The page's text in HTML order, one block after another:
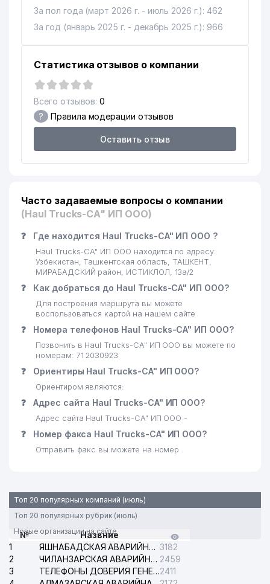
За пол года (март 2026 г. - июль 2026 г.): 462
За год (январь 2025 г. - декабрь 2025 г.): 966
Статистика отзывов о компании
Всего отзывов: 0
? Правила модерации отзывов
Оставить отзыв
Часто задаваемые вопросы о компании
(Haul Trucks-CA" ИП ООО)
❓ Где находится Haul Trucks-CA" ИП ООО ?
Haul Trucks-CA" ИП ООО находится по адресу:
Узбекистан, Ташкентская область, ТАШКЕНТ,
МИРАБАДСКИЙ район, ИСТИКЛОЛ, 13а/2
❓ Как добраться до Haul Trucks-CA" ИП ООО?
Для построения маршрута вы можете
воспользоваться картой на нашем сайте
❓ Номера телефонов Haul Trucks-CA" ИП ООО?
Позвонить в Haul Trucks-CA" ИП ООО вы можете по
номерам: 71 2030923
❓ Ориентиры Haul Trucks-CA" ИП ООО?
Ориентиром являются:
❓ Адрес сайта Haul Trucks-CA" ИП ООО?
Адрес сайта Haul Trucks-CA" ИП ООО -
❓ Номер факса Haul Trucks-CA" ИП ООО?
Отправить факс вы можете на номер .
Топ 20 популярных компаний (июль)
Топ 20 популярных рубрик (июль)
Новые организации на сайте
№
Назвние
1
ЯШНАБАДСКАЯ АВАРИЙНАЯ СЛУЖБА ЭЛЕКТРОСЕТИ 3182
2
ЧИЛАНЗАРСКАЯ АВАРИЙНАЯ СЛУЖБА ЭЛЕКТРОСЕТИ 2459
3
ТЕЛЕФОНЫ ДОВЕРИЯ ГЕНЕРАЛЬНОЙ ПРОКУРАТУРЫ РЕСПУБЛИКИ УЗБЕКИСТАН2411